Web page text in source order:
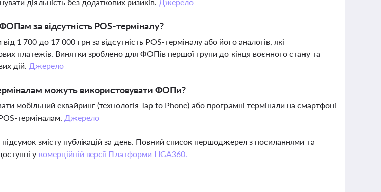
за відсутність POS-терміналу?
1 700 до 17 000 грн за відсутність POS-терміналу або його аналогів, які
платежів. Винятки зроблено для ФОПів першої групи до кінця воєнного стану та
дій. Джерело
можуть використовувати ФОПи?
мобільний еквайринг (технологія Tap to Phone) або програмні термінали на смартфоні
терміналам. Джерело
змісту публікацій за день. Повний список першоджерел з посиланнями та
у комерційній версії Платформи LIGA360.